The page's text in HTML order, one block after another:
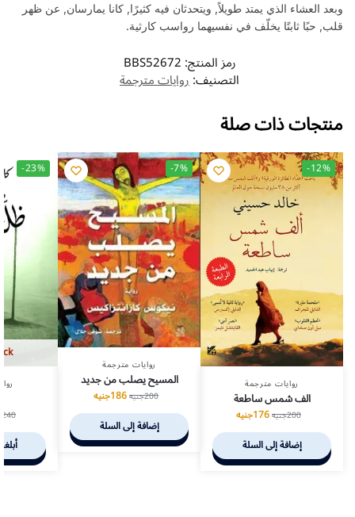
وبعد العشاء الذي يمتد طويلاً, ويتحدثان فيه كثيرًا, كانا يمارسان, عن ظهر
قلب, حبًا ثابتًا يخلّف في نفسيهما رواسب كارثية.
رمز المنتج:BBS52672
التصنيف:روايات مترجمة
منتجات ذات صلة
-12%
روايات مترجمة
الف شمس ساطعة
200جنيه176جنيه
إضافة إلى السلة
-7%
روايات مترجمة
المسيح يصلب من جديد
200جنيه186جنيه
إضافة إلى السلة
-23%
240